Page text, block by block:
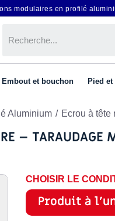
modulaires en profilé
Embout et bouchon Pied
Aluminium Ecrou à tête
–
CHOISIR LE
Produit à